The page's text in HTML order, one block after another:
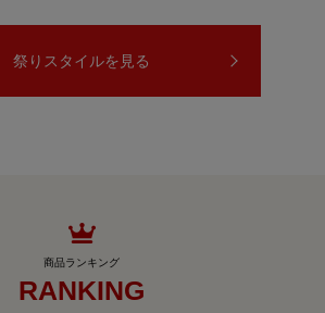
祭りスタイルを見る
RANKING